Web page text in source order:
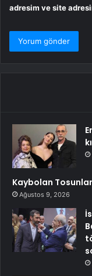
adresim ve site
Kaybolan
Ağustos 9, 2026